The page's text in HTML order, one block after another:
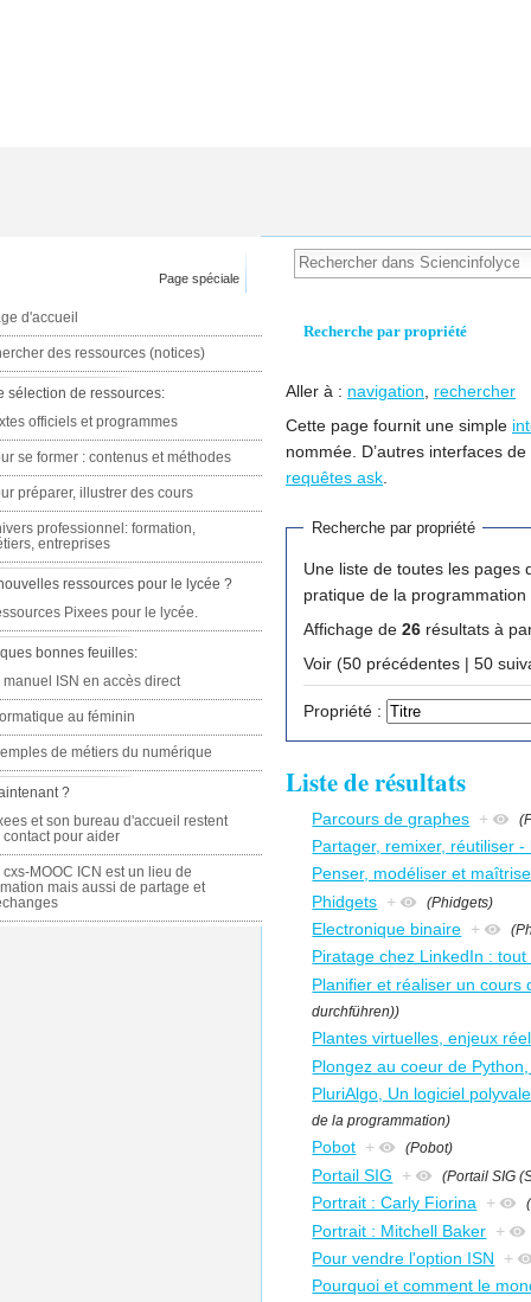
Recherche par propriété
Aller à : navigation
rechercher
Cette page fournit une simple
nommée. D’autres interfaces
requêtes ask
Recherche par propriété
Une liste de toutes les pages
Affichage de 26 résultats à
Voir (50
Propriété :
Liste de résultats
Parcours de graphes +
Partager, remixer, réutiliser
Penser, modéliser et
Phidgets + (Phidgets)
Electronique binaire +
Piratage chez LinkedIn :
Planifier et réaliser un cours
durchführen))
Plantes virtuelles, enjeux
Plongez au coeur de
PluriAlgo, Un logiciel
de la programmation)
Pobot + (Pobot)
Portail SIG + (Portail SIG
Portrait : Carly Fiorina +
Portrait : Mitchell Baker +
Pour vendre l'option ISN
+
Pourquoi et comment le
Page spéciale
d'accueil
des ressources (notices)
sélection de ressources:
officiels et programmes
se former : contenus et méthodes
préparer, illustrer des cours
professionnel: formation,
entreprises
ressources pour le lycée ?
Pixees pour le lycée.
bonnes feuilles:
manuel ISN en accès direct
au féminin
de métiers du numérique
?
et son bureau d'accueil restent
contact pour aider
cxs-MOOC ICN est un lieu de
mais aussi de partage et